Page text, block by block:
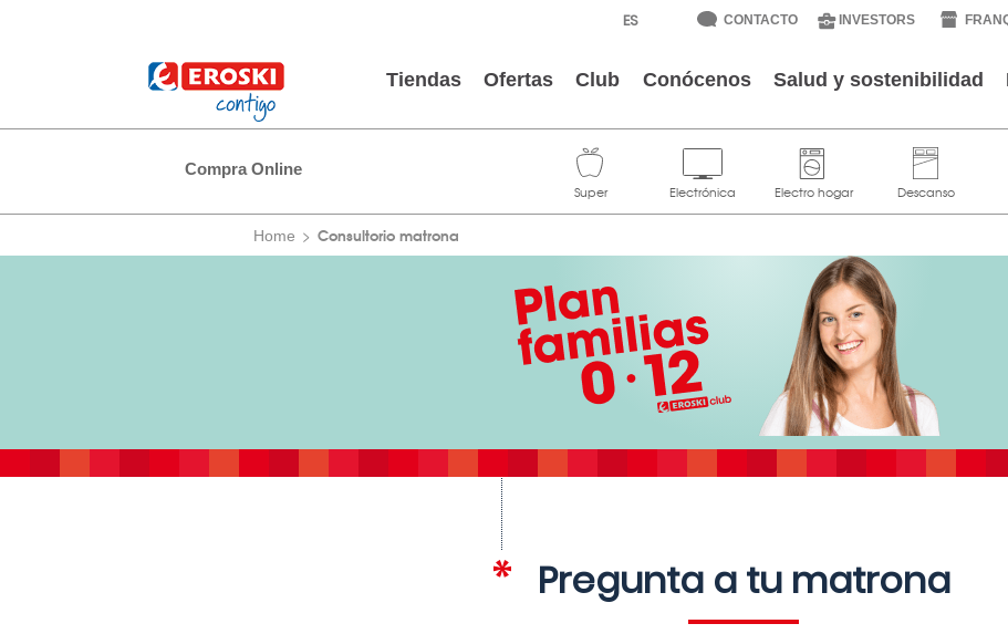
CONTACTO INVESTORS
Tiendas Ofertas Club Conócenos Salud y sostenibilidad
Compra Online
Home Consultorio matrona
Pregunta a tu matrona